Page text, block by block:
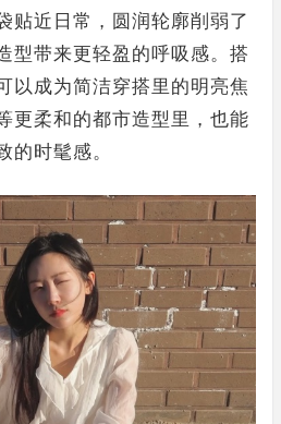
贴近日常，圆润轮廓削弱了
型带来更轻盈的呼吸感。搭
以成为简洁穿搭里的明亮焦
更柔和的都市造型里，也能
的时髦感。